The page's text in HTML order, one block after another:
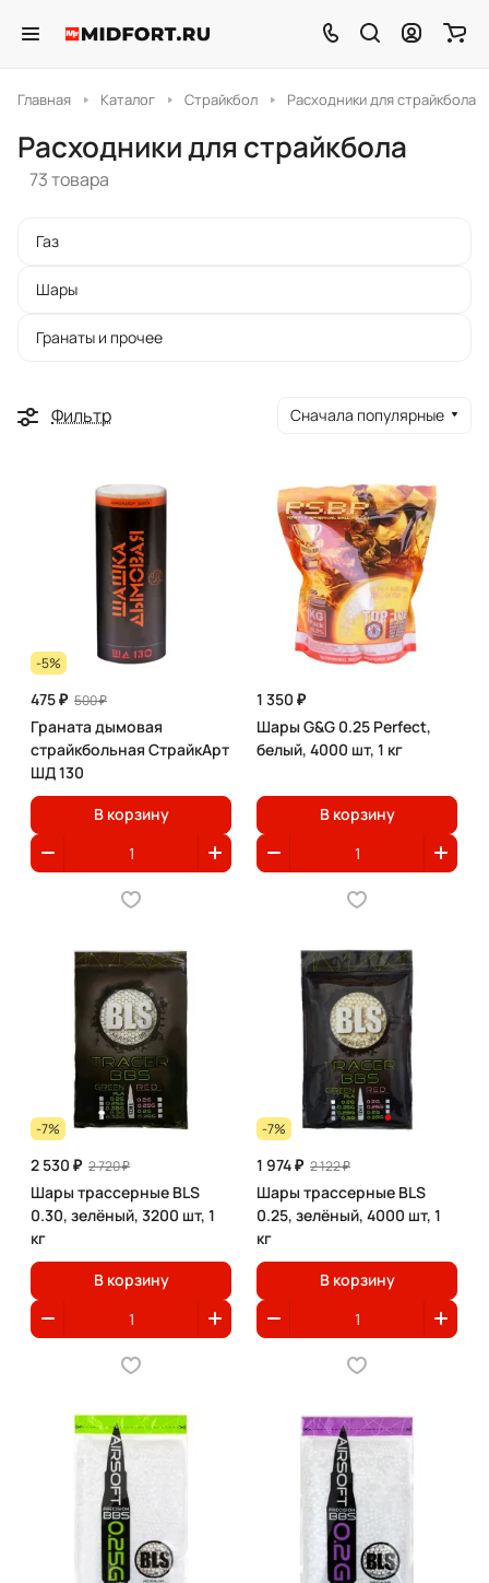
Главная Каталог Страйкбол Расходники для страйкбола
Расходники для страйкбола
73 товара
Газ
Шары
Гранаты и прочее
Фильтр Сначала популярные
-5%
475 ₽ 500 ₽
Граната дымовая
страйкбольная СтрайкАрт
ШД 130
В корзину
1 350 ₽
Шары G&G 0.25 Perfect,
белый, 4000 шт, 1 кг
В корзину
-7%
2 530 ₽ 2 720 ₽
Шары трассерные BLS
0.30, зелёный, 3200 шт, 1
кг
В корзину
-7%
1 974 ₽ 2 122 ₽
Шары трассерные BLS
0.25, зелёный, 4000 шт, 1
кг
В корзину